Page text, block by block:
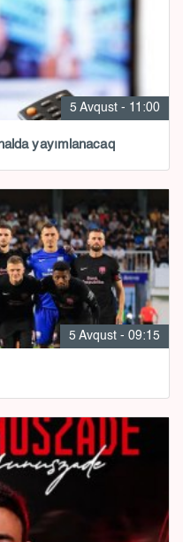
5 Avqust - 11:00
– “Sabah” oyunu bu kanalda yayımlanacaq
5 Avqust - 09:15